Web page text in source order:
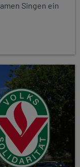
Singen ein